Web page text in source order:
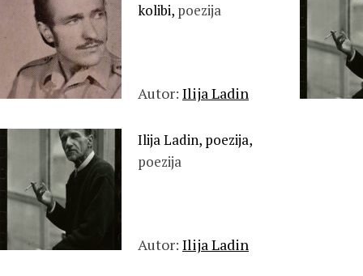
kolibi, poezija
Autor: Ilija Ladin
Ilija Ladin, poezija,
poezija
Autor: Ilija Ladin